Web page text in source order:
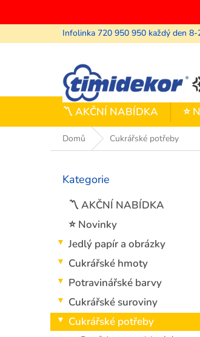
obsah
〽️ AKČNÍ NABÍDKA ⭐
Domů Cukrářské potřeby
e
l
Přeskočit
Kategorie
〽️ AKČNÍ NABÍDKA
⭐ Novinky
Jedlý papír a obrázky
Cukrářské hmoty
Potravinářské barvy
Cukrářské suroviny
Cukrářské potřeby